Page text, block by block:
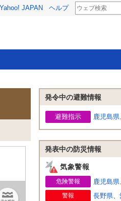
Yahoo! JAPAN ヘルプ
発令中の避難情報
避難指示 鹿児島県
発表中の防災情報
気象警報
危険警報 鹿児島県
警報 長野県、